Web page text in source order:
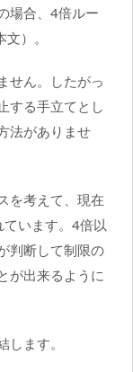
場合、4倍ルー
）。
せん。したがっ
する手立てとし
法がありませ
を考えて、現在
います。4倍以
判断して制限の
が出来るように
ます。